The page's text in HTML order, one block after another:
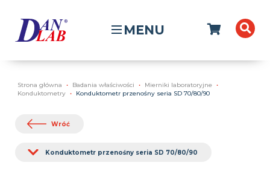
MENU
Strona główna Badania właściwości
Mierniki laboratoryjne
Konduktometry
Konduktometr przenośny seria SD 70/80/90
Wróć
Konduktometr przenośny seria SD 70/80/90